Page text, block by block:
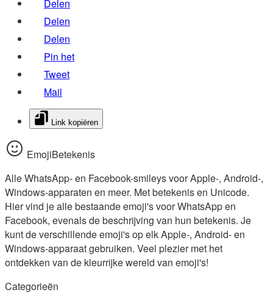
Delen
Delen
Delen
Pin het
Tweet
Mail
Link kopiëren
EmojiBetekenis
Alle WhatsApp- en Facebook-smileys voor Apple-, Android-,
Windows-apparaten en meer. Met betekenis en Unicode.
Hier vind je alle bestaande emoji's voor WhatsApp en
Facebook, evenals de beschrijving van hun betekenis. Je
kunt de verschillende emoji's op elk Apple-, Android- en
Windows-apparaat gebruiken. Veel plezier met het
ontdekken van de kleurrijke wereld van emoji's!
Categorieën